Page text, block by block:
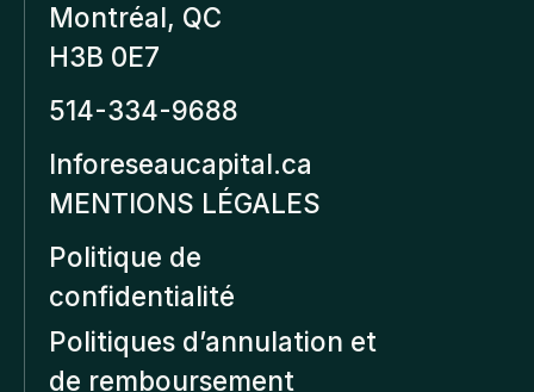
Montréal, QC
H3B 0E7
514-334-9688
Inforeseaucapital.ca
MENTIONS LÉGALES
Politique de
confidentialité
Politiques d’annulation et
de remboursement